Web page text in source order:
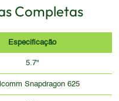
Completas
Especificação
5.7"
Snapdragon 625